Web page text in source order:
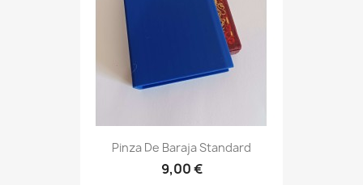
Pinza De Baraja Standard
9,00 €